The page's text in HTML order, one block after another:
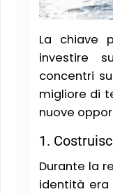
La chiave
investire
concentri
migliore di
nuove
1.
Durante la
identità